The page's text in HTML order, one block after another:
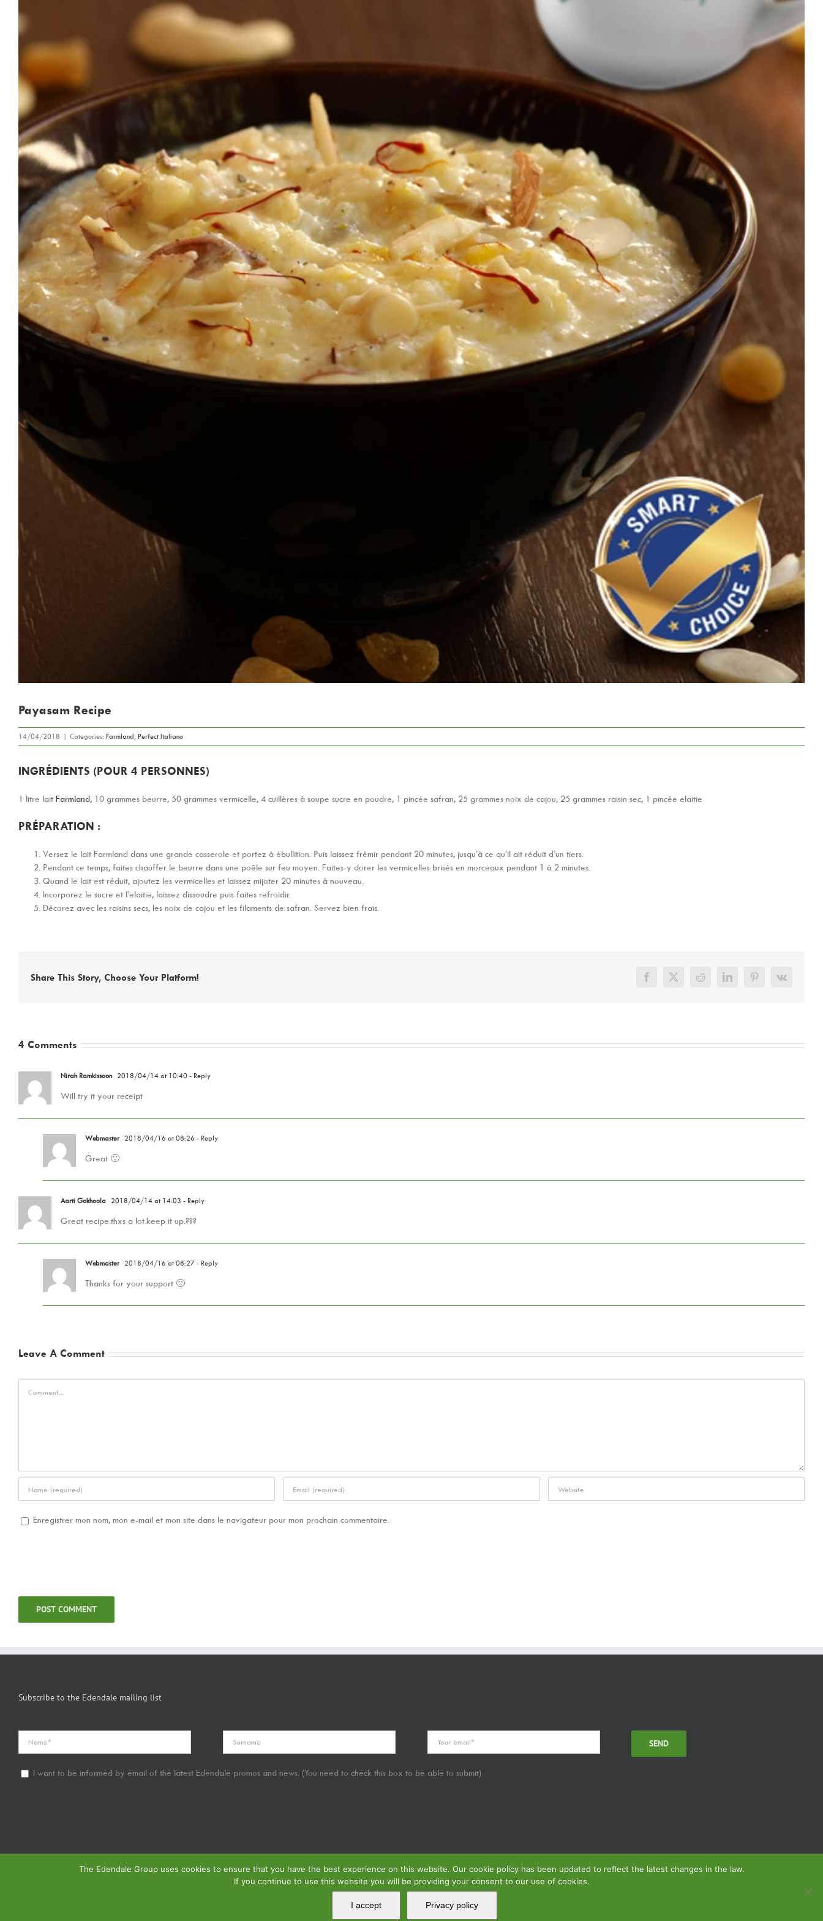
Payasam Recipe
14/04/2018 | Categories: Farmland, Perfect Italiano
INGRÉDIENTS (POUR 4 PERSONNES)
1 litre lait Farmland, 10 grammes beurre, 50 grammes vermicelle, 4 cuillères à soupe sucre en poudre, 1 pincée safran, 25 grammes noix de cajou, 25 grammes raisin sec, 1 pincée elaitie
PRÉPARATION :
Versez le lait Farmland dans une grande casserole et portez à ébullition. Puis laissez frémir pendant 20 minutes, jusqu’à ce qu’il ait réduit d’un tiers.
Pendant ce temps, faites chauffer le beurre dans une poêle sur feu moyen. Faites-y dorer les vermicelles brisés en morceaux pendant 1 à 2 minutes.
Quand le lait est réduit, ajoutez les vermicelles et laissez mijoter 20 minutes à nouveau.
Incorporez le sucre et l’elaitie, laissez dissoudre puis faites refroidir.
Décorez avec les raisins secs, les noix de cajou et les filaments de safran. Servez bien frais.
Share This Story, Choose Your Platform! Facebook
X Reddit LinkedInPinterest
Vk
4 Comments
Nirah Ramkissoon 2018/04/14 at 10:40 - Reply
Will try it your receipt
Webmaster 2018/04/16 at 08:26 - Reply
Great 🙂
Aarti Gokhoola 2018/04/14 at 14:03 - Reply
Great recipe.thxs a lot.keep it up.???
Webmaster 2018/04/16 at 08:27 - Reply
Thanks for your support 🙂
Leave A Comment
Enregistrer mon nom, mon e-mail et mon site dans le navigateur pour mon prochain commentaire.
Subscribe to the Edendale mailing list
I want to be informed by email of the latest Edendale promos and news. (You need to check this box to be able to submit)
| Voir notrePolitique de Retour | Voir notrePolitique de Spécification des Services
The Edendale Group uses cookies to ensure that you have the best experience on this website. Our cookie policy has been updated to reflect the latest changes in the law.
If you continue to use this website you will be providing your consent to our use of cookies.
I accept Privacy policy